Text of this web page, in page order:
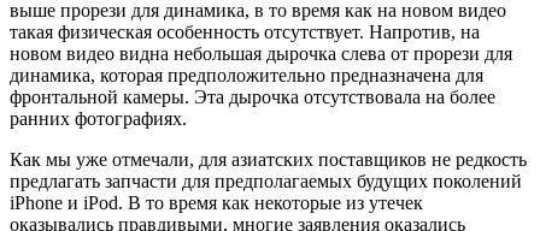
выше прорези для динамика, в то время как на новом видео
такая физическая особенность отсутствует. Напротив, на
новом видео видна небольшая дырочка слева от прорези для
динамика, которая предположительно предназначена для
фронтальной камеры. Эта дырочка отсутствовала на более
ранних фотографиях.
Как мы уже отмечали, для азиатских поставщиков не редкость
предлагать запчасти для предполагаемых будущих поколений
iPhone и iPod. В то время как некоторые из утечек
оказывались правдивыми, многие заявления оказались